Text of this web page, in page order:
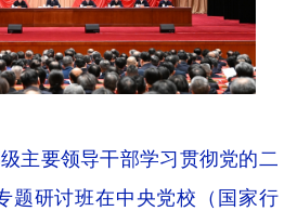
主要领导干部学习贯彻党的二
题研讨班在中央党校（国家行